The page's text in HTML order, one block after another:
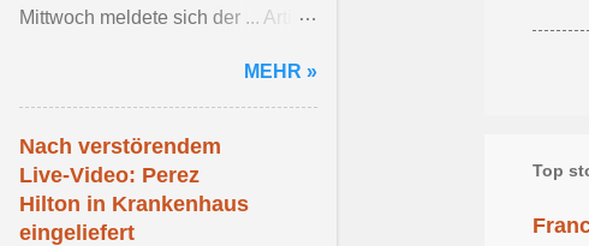
Top
Mittwoch meldete sich der ... Artikel
MEHR »
Nach verstörendem
Live-Video: Perez
Hilton in Krankenhaus
eingeliefert